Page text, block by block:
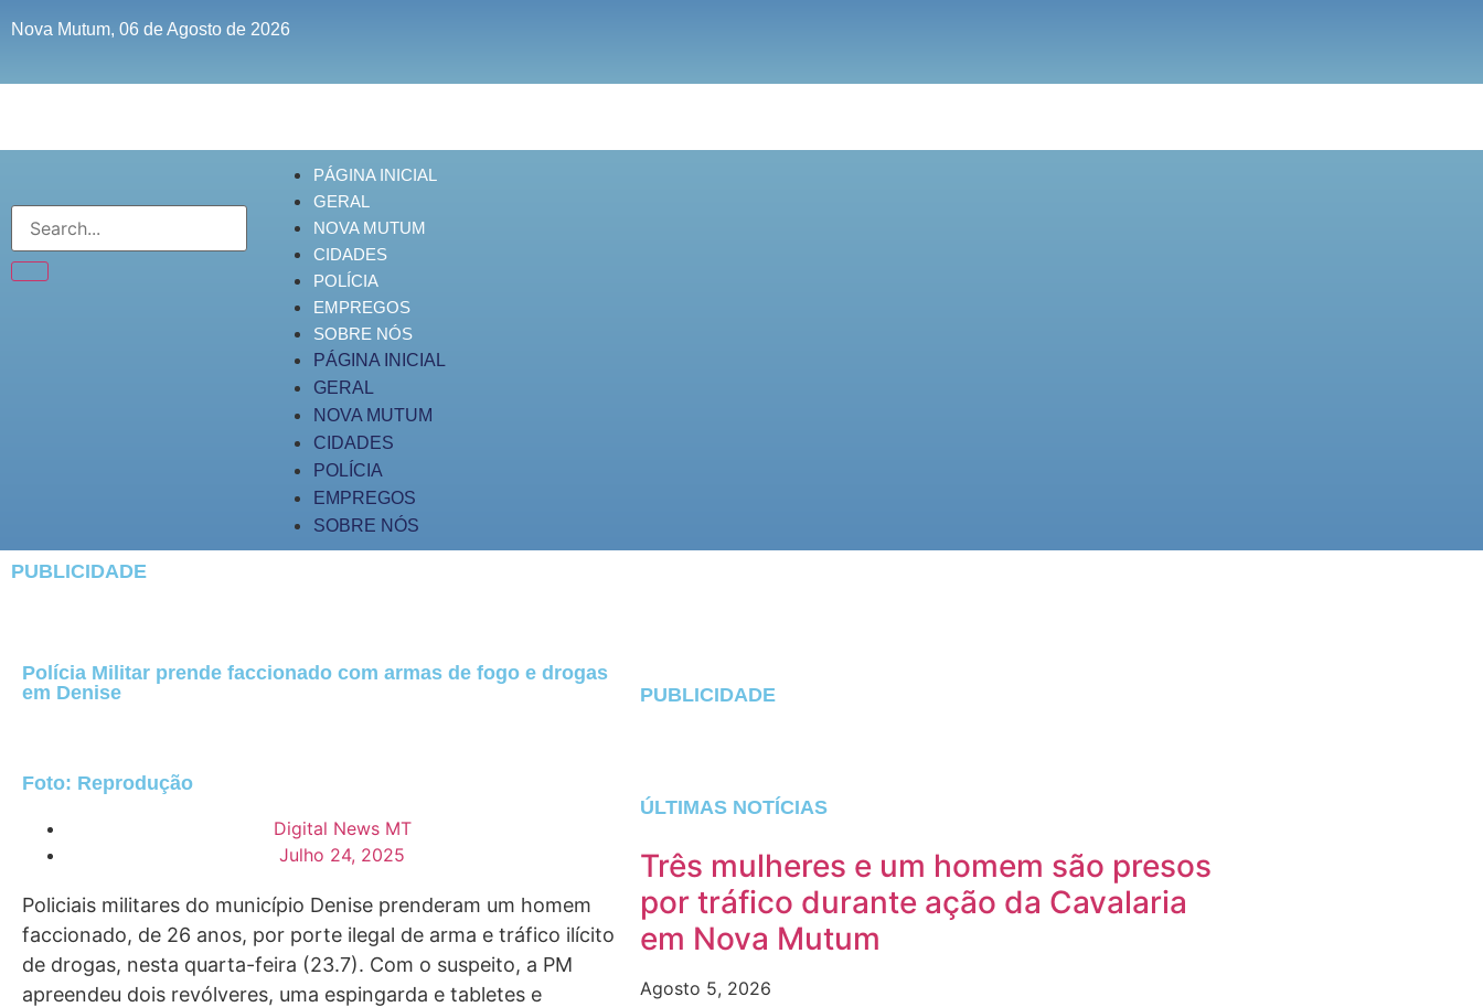
Nova Mutum, 06 de Agosto de 2026
PÁGINA INICIAL
GERAL
NOVA MUTUM
CIDADES
POLÍCIA
EMPREGOS
SOBRE NÓS
PÁGINA INICIAL
GERAL
NOVA MUTUM
CIDADES
POLÍCIA
EMPREGOS
SOBRE NÓS
PUBLICIDADE
Polícia Militar prende faccionado com armas de fogo e drogas
em Denise
Foto: Reprodução
Digital News MT
Julho 24, 2025
Policiais militares do município Denise prenderam um homem
faccionado, de 26 anos, por porte ilegal de arma e tráfico ilícito
de drogas, nesta quarta-feira (23.7). Com o suspeito, a PM
apreendeu dois revólveres, uma espingarda e tabletes e
PUBLICIDADE
ÚLTIMAS NOTÍCIAS
Três mulheres e um homem são presos
por tráfico durante ação da Cavalaria
em Nova Mutum
Agosto 5, 2026